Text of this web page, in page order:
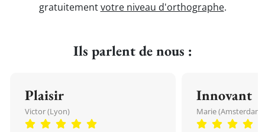
gratuitementvotre niveau d'orthographe.
Ils parlent de nous :
Plaisir
Victor (Lyon)
Innovant
Marie (Amsterdam)